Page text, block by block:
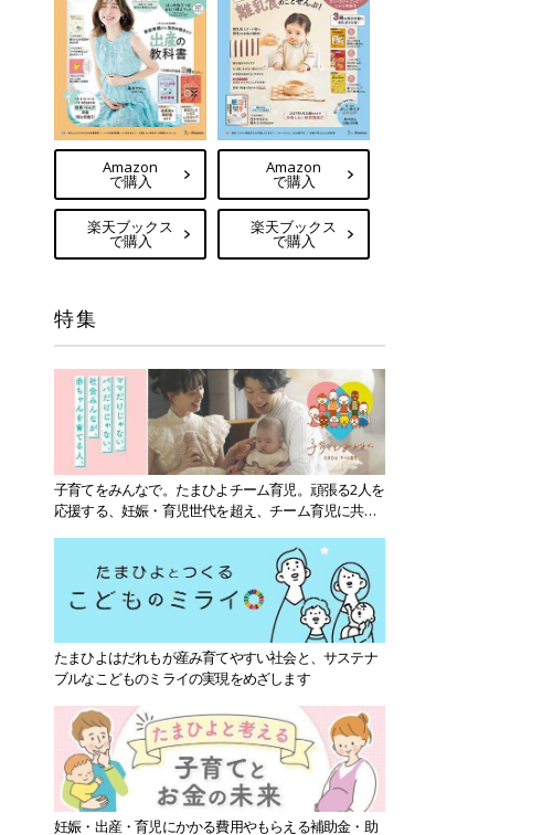
Amazon
で購入
楽天ブックス
で購入
Amazon
で購入
楽天ブックス
で購入
特集
子育てをみんなで。たまひよチーム育児。頑張る2人を
応援する、妊娠・育児世代を超え、チーム育児に共感
たまひよはだれもが産み育てやすい社会と、サステナ
ブルなこどものミライの実現をめざします
妊娠・出産・育児にかかる費用やもらえる補助金・助